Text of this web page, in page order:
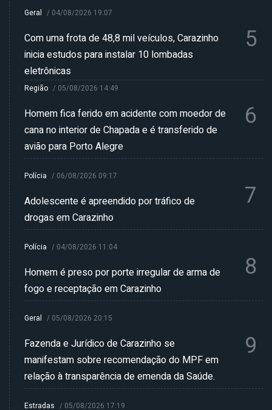
Geral / 04/08/2026 19:07
Com uma frota de 48,8 mil veículos, Carazinho
inicia estudos para instalar 10 lombadas
eletrônicas
5
Região / 05/08/2026 14:49
Homem fica ferido em acidente com moedor de
cana no interior de Chapada e é transferido de
avião para Porto Alegre
6
Polícia / 06/08/2026 09:17
Adolescente é apreendido por tráfico de
drogas em Carazinho
7
Polícia / 04/08/2026 11:04
Homem é preso por porte irregular de arma de
fogo e receptação em Carazinho
8
Geral / 05/08/2026 20:15
Fazenda e Jurídico de Carazinho se
manifestam sobre recomendação do MPF em
relação à transparência de emenda da Saúde.
9
Estradas / 05/08/2026 17:19